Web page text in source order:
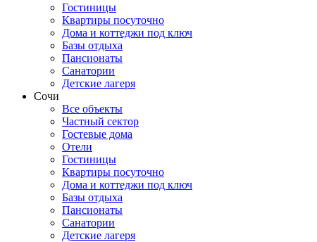
Гостиницы
Квартиры посуточно
Дома и коттеджи под ключ
Базы отдыха
Пансионаты
Санатории
Детские лагеря
Сочи
Все объекты
Частный сектор
Гостевые дома
Отели
Гостиницы
Квартиры посуточно
Дома и коттеджи под ключ
Базы отдыха
Пансионаты
Санатории
Детские лагеря